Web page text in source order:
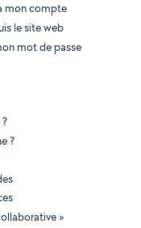
mon compte
le site web
mot de passe
?
»